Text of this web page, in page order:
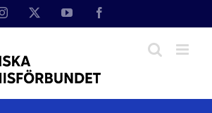
Instagram YouTube